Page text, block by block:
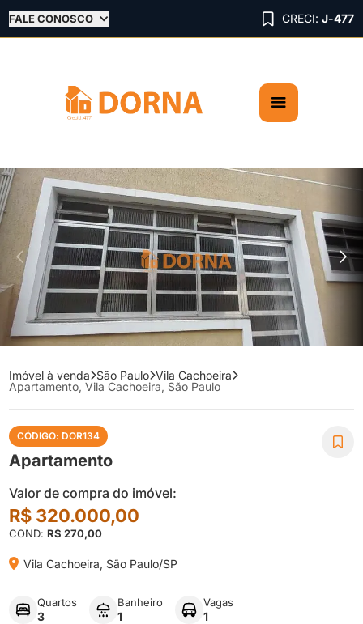
FALE CONOSCO  CRECI: J-477
Imóvel à venda São Paulo Vila Cachoeira
Apartamento, Vila Cachoeira, São Paulo
CÓDIGO: DOR134
Apartamento
Valor de compra do imóvel:
R$ 320.000,00
COND:R$ 270,00
 Vila Cachoeira, São Paulo/SP
Quartos
3
Banheiro
1
Vagas
1
